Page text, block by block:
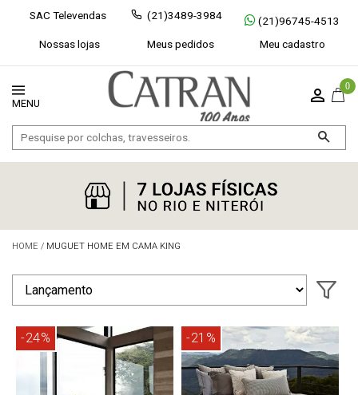
SAC Televendas (21)3489-3984
(21)96745-4513
Nossas lojas
Meus pedidos Meu cadastro
0
Exibir todos Fechar [×]
HOME / MUGUET HOME EM CAMA KING
-24% -21%